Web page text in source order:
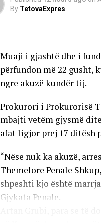
Përfaqësuesit e
Një ditë më parë, nga
pozitive e Fondit për
pacientëve, periudha
e barnave te distributorët.
By TetovaExpres
Muaji i gjashtë dhe i
përfundon më 22 gusht,
ngre akuzë kundër tij.
Prokurori i Prokurorisë
mbajti vetëm gjysmë
afat ligjor prej 17 ditësh
“Nëse nuk ka akuzë,
Themelore Penale
shpeshti kjo është
Gjykata Penale.